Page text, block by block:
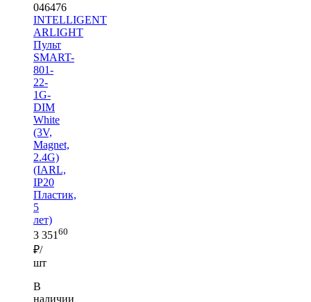
046476
INTELLIGENT
ARLIGHT
Пульт
SMART-
801-
22-
1G-
DIM
White
(3V,
Magnet,
2.4G)
(IARL,
IP20
Пластик,
5
лет)
3 351 60
₽/
шт
В
наличии